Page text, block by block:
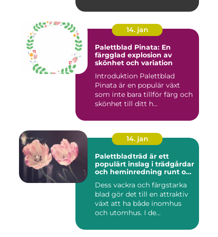
14. jan
Palettblad Pinata: En
färgglad explosion av
skönhet och variation
Introduktion Palettblad
Pinata är en populär växt
som inte bara tillför färg och
skönhet till ditt h...
14. jan
Palettbladträd är ett
populärt inslag i trädgårdar
och heminredning runt om
Dess vackra och färgstarka
blad gör det till en attraktiv
växt att ha både inomhus
och utomhus. I de...